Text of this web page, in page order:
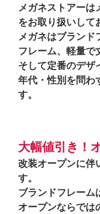
メガネストアー
をお取り扱いして
メガネはブラン
フレーム、軽量で
そして定番のデザ
年代・性別を問わ
す。
大幅値引き！
改装オープンに伴
す。
ブランドフレーム
オープンならでは